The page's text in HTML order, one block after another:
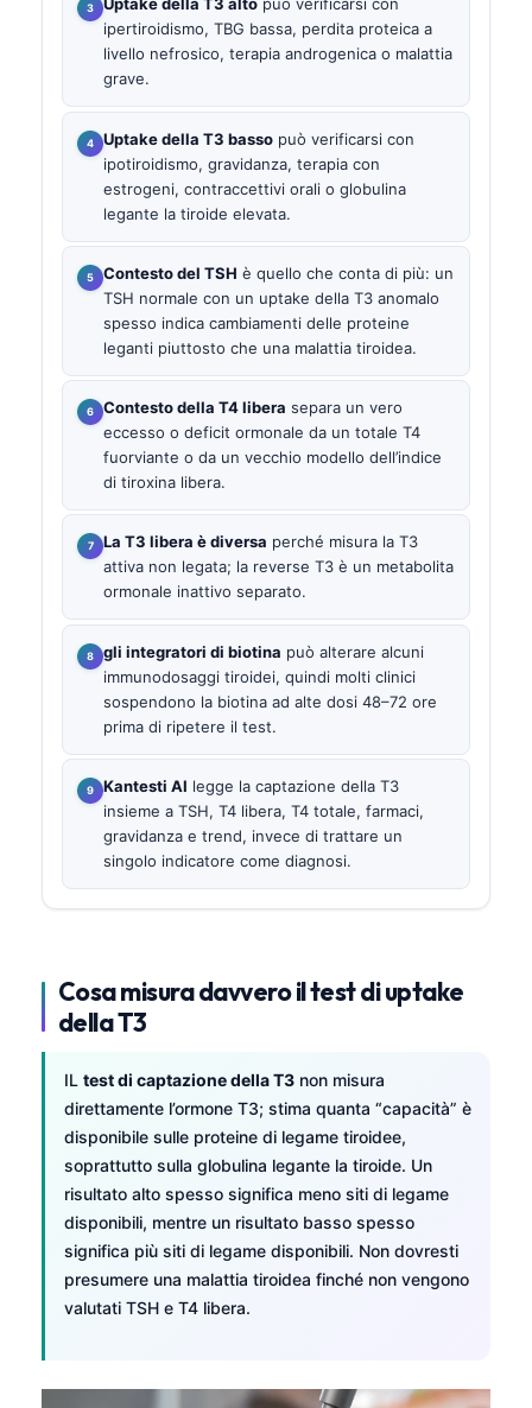
Uptake della T3 alto può verificarsi con
ipertiroidismo, TBG bassa, perdita proteica a
livello nefrosico, terapia androgenica o malattia
grave.
Uptake della T3 basso può verificarsi con
ipotiroidismo, gravidanza, terapia con
estrogeni, contraccettivi orali o globulina
legante la tiroide elevata.
Contesto del TSH è quello che conta di più: un
TSH normale con un uptake della T3 anomalo
spesso indica cambiamenti delle proteine
leganti piuttosto che una malattia tiroidea.
Contesto della T4 libera separa un vero
eccesso o deficit ormonale da un totale T4
fuorviante o da un vecchio modello dell’indice
di tiroxina libera.
La T3 libera è diversa perché misura la T3
attiva non legata; la reverse T3 è un metabolita
ormonale inattivo separato.
gli integratori di biotina può alterare alcuni
immunodosaggi tiroidei, quindi molti clinici
sospendono la biotina ad alte dosi 48–72 ore
prima di ripetere il test.
Kantesti AI legge la captazione della T3
insieme a TSH, T4 libera, T4 totale, farmaci,
gravidanza e trend, invece di trattare un
singolo indicatore come diagnosi.
Cosa misura davvero il test di uptake
della T3
IL test di captazione della T3 non misura
direttamente l’ormone T3; stima quanta “capacità” è
disponibile sulle proteine di legame tiroidee,
soprattutto sulla globulina legante la tiroide. Un
risultato alto spesso significa meno siti di legame
disponibili, mentre un risultato basso spesso
significa più siti di legame disponibili. Non dovresti
presumere una malattia tiroidea finché non vengono
valutati TSH e T4 libera.